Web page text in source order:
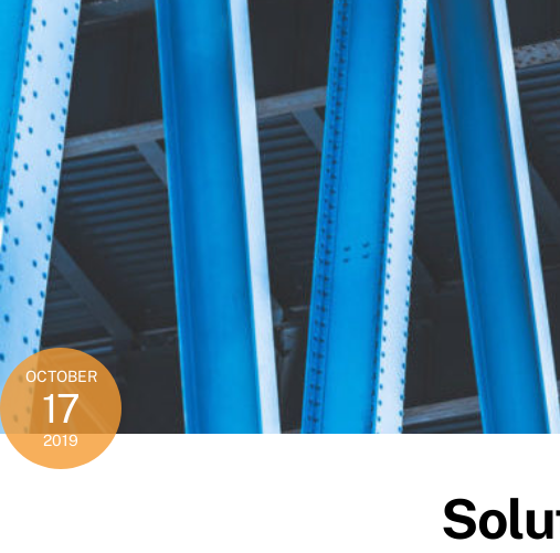
OCTOBER
17
2019